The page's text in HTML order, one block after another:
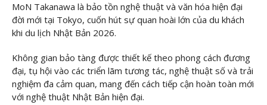
MoN Takanawa là bảo tồn nghệ thuật và văn hóa hiện đại
đời mới tại Tokyo, cuốn hút sự quan hoài lớn của du khách
khi du lịch Nhật Bản 2026.
Không gian bảo tàng được thiết kế theo phong cách đương
đại, tụ hội vào các triển lãm tương tác, nghệ thuật số và trải
nghiệm đa cảm quan, mang đến cách tiếp cận hoàn toàn mới
với nghệ thuật Nhật Bản hiện đại.